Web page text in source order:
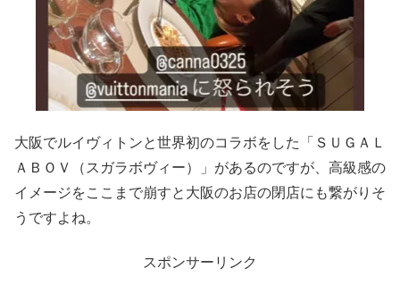
大阪でルイヴィトンと世界初のコラボをした「ＳＵＧＡＬ
ＡＢＯＶ（スガラボヴィー）」があるのですが、高級感の
イメージをここまで崩すと大阪のお店の閉店にも繋がりそ
うですよね。
スポンサーリンク